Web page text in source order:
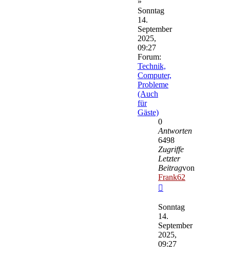
Sonntag
14.
September
2025,
09:27
Forum:
Technik,
Computer,
Probleme
(Auch
für
Gäste)
0
Antworten
6498
Zugriffe
Letzter
Beitragvon
Frank62
Beitrag
Sonntag
14.
September
2025,
09:27